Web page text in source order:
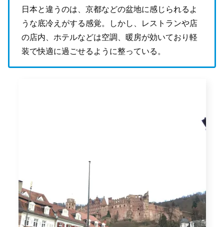
日本と違うのは、京都などの盆地に感じられるよ
うな底冷えがする感覚。しかし、レストランや店
の店内、ホテルなどは空調、暖房が効いており軽
装で快適に過ごせるように整っている。